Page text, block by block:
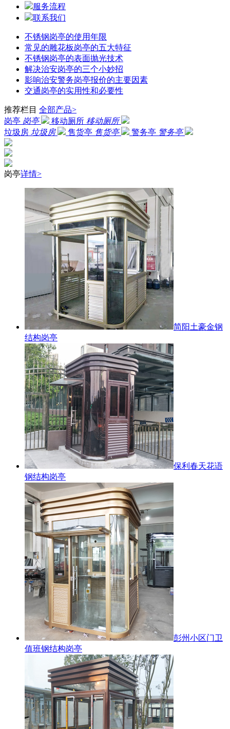
服务流程
联系我们
不锈钢岗亭的使用年限
常见的雕花板岗亭的五大特征
不锈钢岗亭的表面抛光技术
解决治安岗亭的三个小妙招
影响治安警务岗亭报价的主要因素
交通岗亭的实用性和必要性
推荐栏目 全部产品>
岗亭 岗亭 移动厕所 移动厕所
垃圾房 垃圾房 售货亭 售货亭 警务亭 警务亭
岗亭详情>
简阳土豪金钢
结构岗亭
保利春天花语
钢结构岗亭
彭州小区门卫
值班钢结构岗亭